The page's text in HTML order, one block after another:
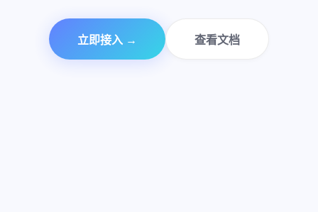
立即接入 → 查看文档